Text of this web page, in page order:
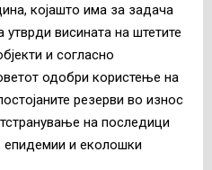
којашто има за задача
утврди висината на штетите
и согласно
одобри користење на
резерви во износ
на последици
епидемии и еколошки